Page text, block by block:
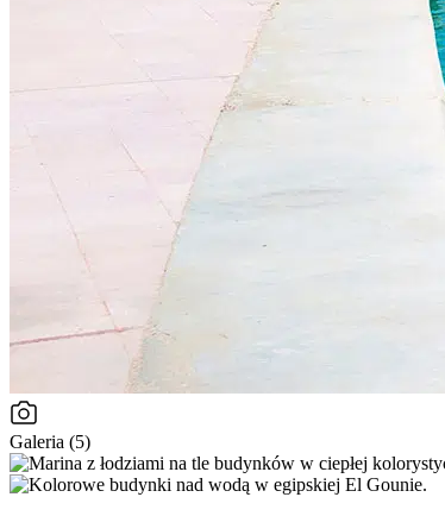
Galeria (5)